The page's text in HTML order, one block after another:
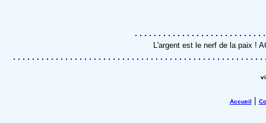
L'argent est le nerf de la paix !
Accueil |